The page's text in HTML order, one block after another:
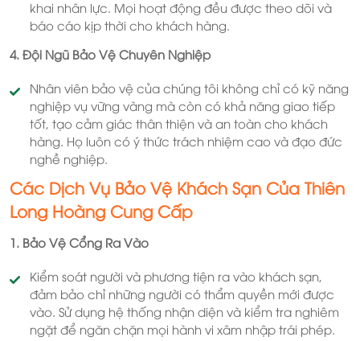
khai nhân lực. Mọi hoạt động đều được theo dõi và
báo cáo kịp thời cho khách hàng.
4. Đội Ngũ Bảo Vệ Chuyên Nghiệp
Nhân viên bảo vệ của chúng tôi không chỉ có kỹ năng
nghiệp vụ vững vàng mà còn có khả năng giao tiếp
tốt, tạo cảm giác thân thiện và an toàn cho khách
hàng. Họ luôn có ý thức trách nhiệm cao và đạo đức
nghề nghiệp.
Các Dịch Vụ Bảo Vệ Khách Sạn Của Thiên
Long Hoàng Cung Cấp
1. Bảo Vệ Cổng Ra Vào
Kiểm soát người và phương tiện ra vào khách sạn,
đảm bảo chỉ những người có thẩm quyền mới được
vào. Sử dụng hệ thống nhận diện và kiểm tra nghiêm
ngặt để ngăn chặn mọi hành vi xâm nhập trái phép.